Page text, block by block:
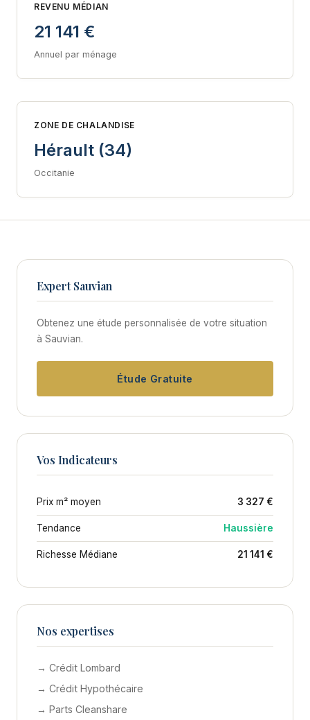
REVENU MÉDIAN
21 141 €
Annuel par ménage
ZONE DE CHALANDISE
Hérault (34)
Occitanie
Expert Sauvian
Obtenez une étude personnalisée de votre situation
à Sauvian.
Étude Gratuite
Vos Indicateurs
Prix m² moyen 3 327 €
Tendance Haussière
Richesse Médiane 21 141 €
Nos expertises
→ Crédit Lombard
→ Crédit Hypothécaire
→ Parts Cleanshare